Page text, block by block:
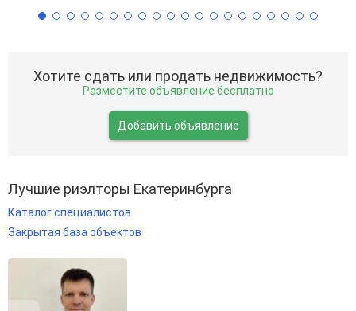
Хотите сдать или продать недвижимость?
Разместите объявление бесплатно
Добавить объявление
Лучшие риэлторы Екатеринбурга
Каталог специалистов
Закрытая база объектов